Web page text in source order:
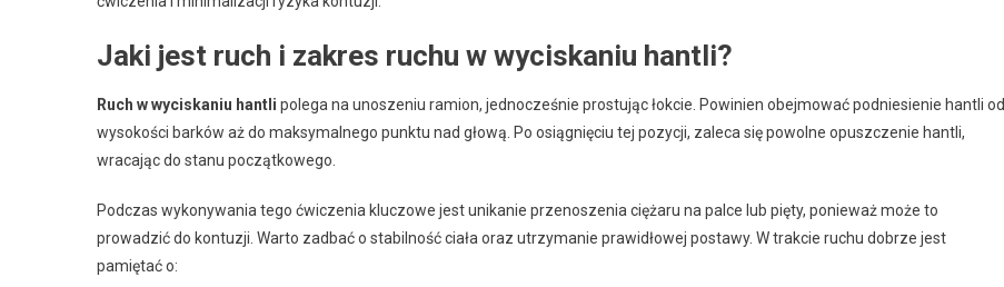
Jaki jest ruch i zakres ruchu w wyciskaniu hantli?
Ruch w wyciskaniu hantli polega na unoszeniu ramion, jednocześnie prostując łokcie. Powinien obejmować podniesienie hantli od
wysokości barków aż do maksymalnego punktu nad głową. Po osiągnięciu tej pozycji, zaleca się powolne opuszczenie hantli,
wracając do stanu początkowego.
Podczas wykonywania tego ćwiczenia kluczowe jest unikanie przenoszenia ciężaru na palce lub pięty, ponieważ może to
prowadzić do kontuzji. Warto zadbać o stabilność ciała oraz utrzymanie prawidłowej postawy. W trakcie ruchu dobrze jest
pamiętać o: